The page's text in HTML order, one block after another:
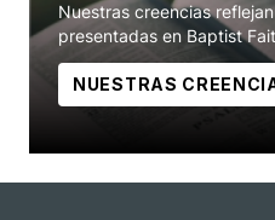
Nuestras creencias
presentadas en Baptist
NUESTRAS